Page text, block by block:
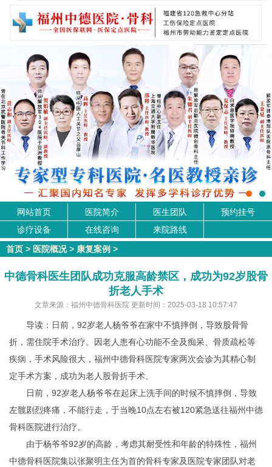
网站首页
诊疗设备
医院简介
在线咨询
医生团队
来院路线
预约挂号
首页 > 医院概况> 康复案例 >
中德骨科医生团队成功克服高龄禁区，成功为92岁股骨
折老人手术
文章来源：福州中德骨科医院 更新时间：2025-03-18 10:57:47
导读：日前，92岁老人杨爷爷在家中不慎摔倒，导致股骨骨
折，需住院手术治疗。因老人患有心功能不全及痴呆、骨质疏松等
疾病，手术风险很大，福州中德骨科医院专家两次会诊为其精心制
定手术方案，成功为老人股骨折手术。
日前，92岁老人杨爷爷在起床上洗手间的时候不慎摔倒，导致
左髋剧烈疼痛，不能行走，于当晚10点左右被120紧急送往福州中德
骨科医院进行治疗。
由于杨爷爷92岁的高龄，考虑其耐受性和年龄的特殊性，福州
中德骨科医院集以张聚明主任为首的骨科专家及医院专家团队对老